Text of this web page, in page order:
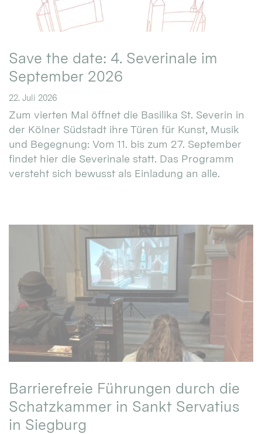
Save the date: 4. Severinale im
September 2026
22. Juli 2026
Zum vierten Mal öffnet die Basilika St. Severin in
der Kölner Südstadt ihre Türen für Kunst, Musik
und Begegnung: Vom 11. bis zum 27. September
findet hier die Severinale statt. Das Programm
versteht sich bewusst als Einladung an alle.
Barrierefreie Führungen durch die
Schatzkammer in Sankt Servatius
in Siegburg